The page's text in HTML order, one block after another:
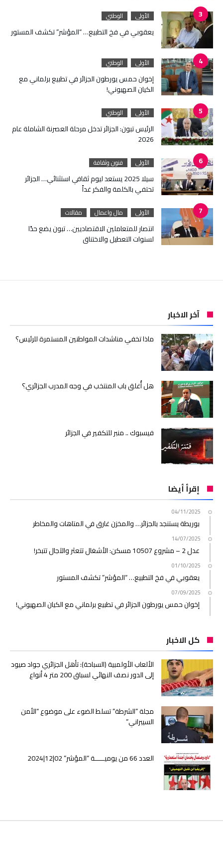
الأولى الوطني
يعقوبي في فخ التطبيع… “المؤشر” تكشف المستور
الأولى الوطني
إخوان حمس يورطون الجزائر في تطبيع برلماني مع
الكيان الصهيوني!
الأولى الوطني
الرئيس تبون: الجزائر تدخل مرحلة العصرنة الشاملة عام
2026
الأولى فنون وثقافة
سيلا 2025 يستعد ليوم ثقافي استثنائي… الجزائر
تحتفي بالكلمة والفكر غداً
الأولى مال واعمال مقالات
انتصار للمتعاملين الاقتصاديين… تبون يضع حدًا
لسنوات التعطيل والاختناق
آخر الاخبار
ماذا تخفي مناشدات المواطنين المستمرة للرئيس؟
هل أُغلق باب المنتخب في وجه المدرب الجزائري؟
فيسبوك .. منبر للتكفير في الجزائر
إقرأ أيضا
04/11/2025
بوريطة يستنجد بالجزائر… والمخزن غارق في المتاهات والمخاطر
14/07/2025
عدل 2 – مشروع 10507 مسكن: الأشغال تتعثر والآجال تتبخر!
01/10/2025
يعقوبي في فخ التطبيع… “المؤشر” تكشف المستور
07/09/2025
إخوان حمس يورطون الجزائر في تطبيع برلماني مع الكيان الصهيوني!
كل الاخبار
الألعاب الأولمبية (السباحة): تأهل الجزائري جواد صيود
إلى الدور نصف النهائي لسباق 200 متر 4 أنواع
مجلة ”الشرطة” تسلط الضوء على موضوع “الأمن
السيبراني”
العدد 66 من يوميـــــة “المؤشر” 02|12|2024